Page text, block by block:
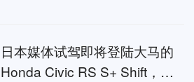
日本媒体试驾即将登陆大马的
Honda Civic RS S+ Shift，他